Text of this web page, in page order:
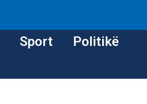
Sport Politikë